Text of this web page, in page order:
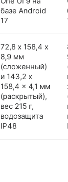
базе Android
17
72,8 х 158,4 х
8,9 мм
(сложенный)
и 143,2 x
158,4 x 4,1 мм
(раскрытый),
вес 215 г,
водозащита
IP48